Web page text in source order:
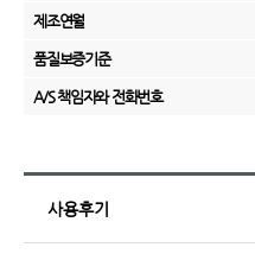
제조연월
품질보증기준
A/S 책임자와 전화번호
사용후기